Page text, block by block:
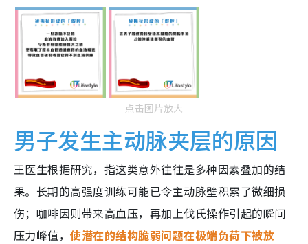
点击图片放大
男子发生主动脉夹层的原因
王医生根据研究，指这类意外往往是多种因素叠加的结
果。长期的高强度训练可能已令主动脉壁积累了微细损
伤；咖啡因则带来高血压，再加上伐氏操作引起的瞬间
压力峰值，使潜在的结构脆弱问题在极端负荷下被放